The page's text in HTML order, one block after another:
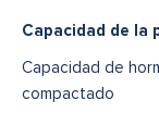
Capacidad de la
Capacidad de
compactado